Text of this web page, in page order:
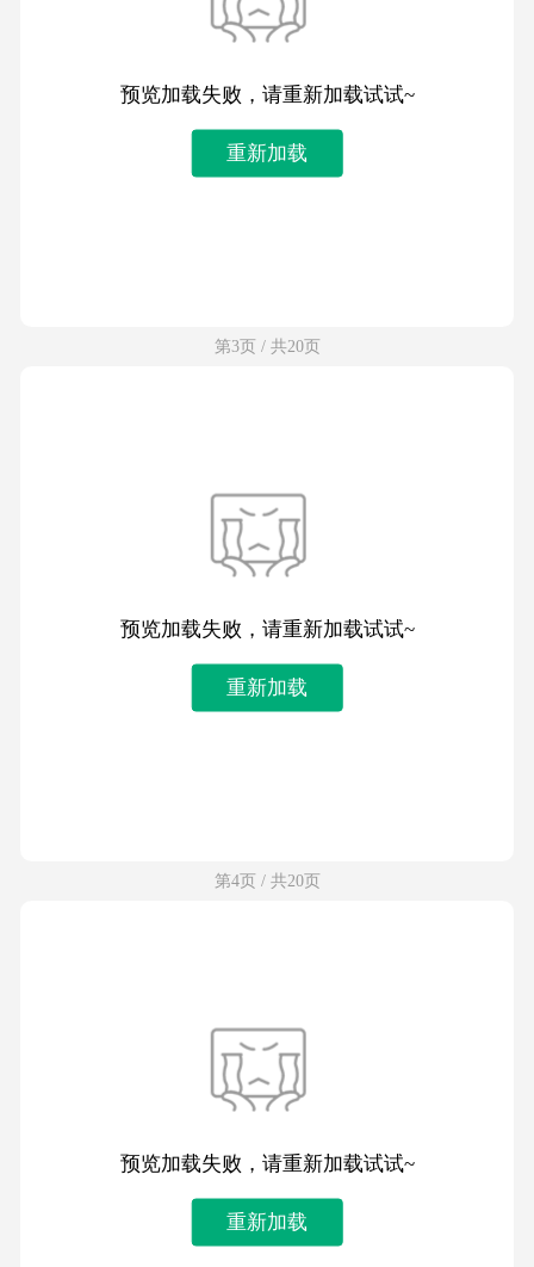
预览加载失败，请重新加载试试~
重新加载
第3页 / 共20页
预览加载失败，请重新加载试试~
重新加载
第4页 / 共20页
预览加载失败，请重新加载试试~
重新加载